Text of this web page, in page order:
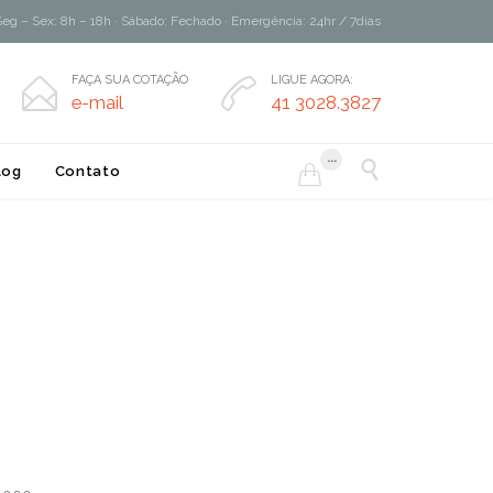
– Sex: 8h – 18h · Sábado: Fechado · Emergência: 24hr / 7dias
 FAÇA SUA COTAÇÃO
e-mail  LIGUE AGORA:
41 3028.3827
Contato 
... 